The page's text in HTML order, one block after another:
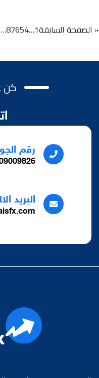
« الصفحة السابقة1
…
4
5
6
7
8
…
كن
رقم
البريد